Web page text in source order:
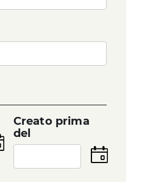
Creato prima
del
Seleziona
la